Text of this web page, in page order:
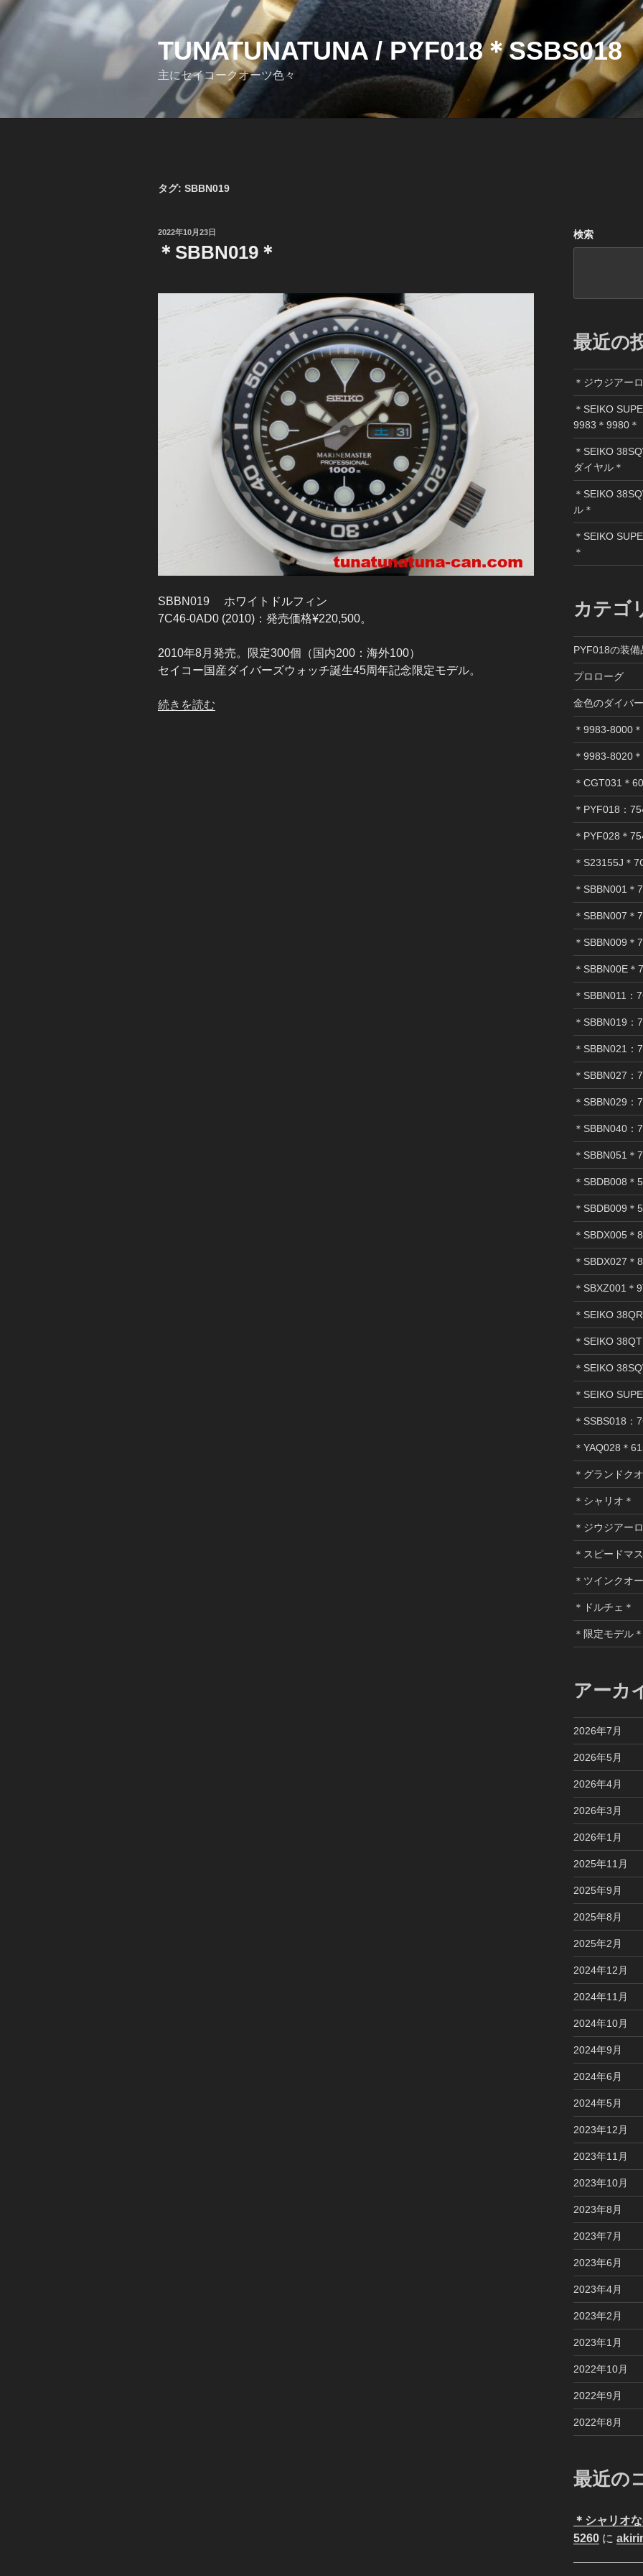
コ
ン
TUNATUNATUNA / PYF018＊SSBS018
主にセイコークオーツ色々
タグ: SBBN019
投
日:
2022年10月23日
＊SBBN019＊
SBBN019 ホワイトドルフィン
7C46-0AD0 (2010)：発売価格¥220,500。
2010年8月発売。限定300個（国内200：海外100）
セイコー国産ダイバーズウォッチ誕生45周年記念限定モデル。
“＊
続きを読む
検索
最近の
＊ジウジアー
＊SEIKO
9983＊9980＊
＊SEIKO
ダイヤル＊
＊SEIKO
ル＊
＊SEIKO
＊
カテゴ
PYF018の装備
プロローグ
金色のダイバー
＊9983-8000＊
＊9983-8020＊
＊CGT031＊
＊PYF018：
＊PYF028＊
＊S23155J＊
＊SBBN001＊
＊SBBN007＊
＊SBBN009＊
＊SBBN00E＊
＊SBBN011：
＊SBBN019：
＊SBBN021：
＊SBBN027：
＊SBBN029：
＊SBBN040：
＊SBBN051＊
＊SBDB008＊
＊SBDB009＊
＊SBDX005＊
＊SBDX027＊
＊SBXZ001＊
＊SEIKO
＊SEIKO
＊SEIKO
＊SEIKO
＊SSBS018：
＊YAQ028＊
＊グランドク
＊シャリオ＊
＊ジウジアー
＊スピードマ
＊ツインクオ
＊ドルチェ＊
＊限定モデル＊
アーカ
2026年7月
2026年5月
2026年4月
2026年3月
2026年1月
2025年11月
2025年9月
2025年8月
2025年2月
2024年12月
2024年11月
2024年10月
2024年9月
2024年6月
2024年5月
2023年12月
2023年11月
2023年10月
2023年8月
2023年7月
2023年6月
2023年4月
2023年2月
2023年1月
2022年10月
2022年9月
2022年8月
最近の
＊シャリオ
5260に